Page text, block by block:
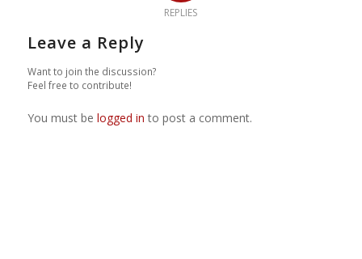
REPLIES
Leave a Reply
Want to join the discussion?
Feel free to contribute!
You must be logged in to post a comment.